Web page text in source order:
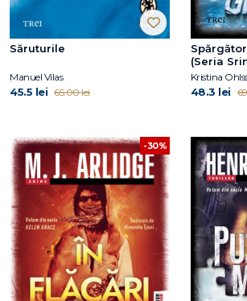
Săruturile
Manuel Vilas
45.5 lei 65.00 lei
(Seria
Kristina
48.3 lei
-30%